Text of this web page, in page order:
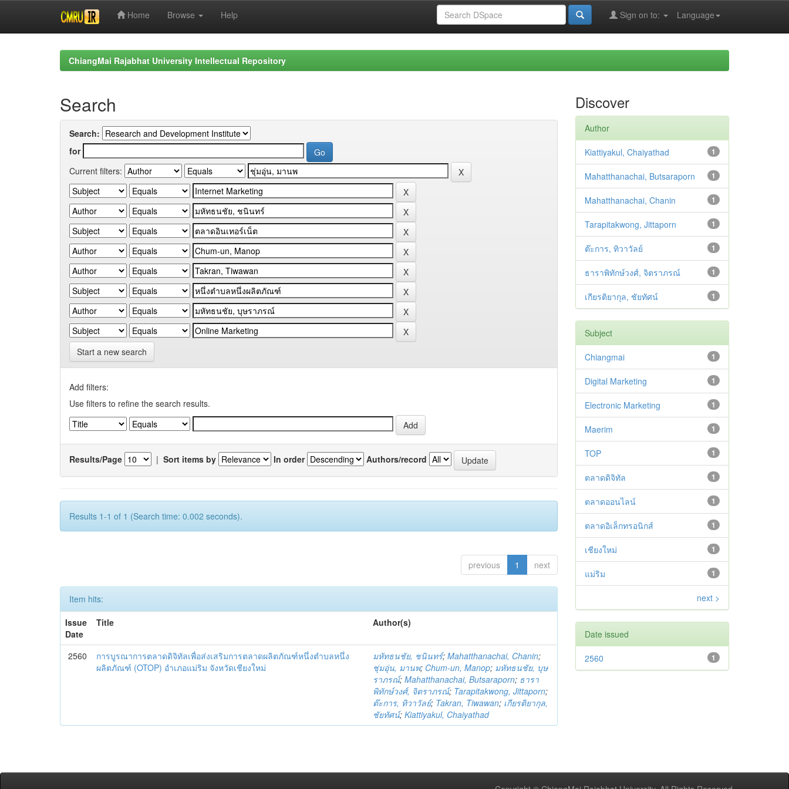
Home Browse Help Language
Sign on to:
ChiangMai Rajabhat University Intellectual Repository
Search
Search:
for
Current filters:
Start a new search
Add filters:
Use filters to refine the search results.
Results/Page | Sort items by In order Authors/record
Results 1-1 of 1 (Search time: 0.002 seconds).
previous 1 next
Item hits:
Issue
Date
Title Author(s)
2560
การบูรณาการตลาดดิจิทัลเพื่อส่งเสริมการตลาดผลิตภัณฑ์หนึ่งตำบลหนึ่ง
ผลิตภัณฑ์ (OTOP) อำเภอแม่ริม จังหวัดเชียงใหม่
มหัทธนชัย, ชนินทร์;Mahatthanachai, Chanin;
ชุ่มอุ่น, มานพ; Chum-un, Manop; มหัทธนชัย, บุษ
ราภรณ์;Mahatthanachai, Butsaraporn; ธารา
พิทักษ์วงศ์, จิตราภรณ์; Tarapitakwong, Jittaporn;
ต๊ะการ, ทิวาวัลย์; Takran, Tiwawan; เกียรติยากุล,
ชัยทัศน์;Kiattiyakul, Chaiyathad
Discover
Author
1
Kiattiyakul, Chaiyathad
1
Mahatthanachai, Butsaraporn
1
Mahatthanachai, Chanin
1
Tarapitakwong, Jittaporn
1
ต๊ะการ, ทิวาวัลย์
1
ธาราพิทักษ์วงศ์, จิตราภรณ์
1
เกียรติยากุล, ชัยทัศน์
Subject
1
Chiangmai
1
Digital Marketing
1
Electronic Marketing
1
Maerim
1
TOP
1
ตลาดดิจิทัล
1
ตลาดออนไลน์
1
ตลาดอิเล็กทรอนิกส์
1
เชียงใหม่
1
แม่ริม
next >
Date issued
1
2560